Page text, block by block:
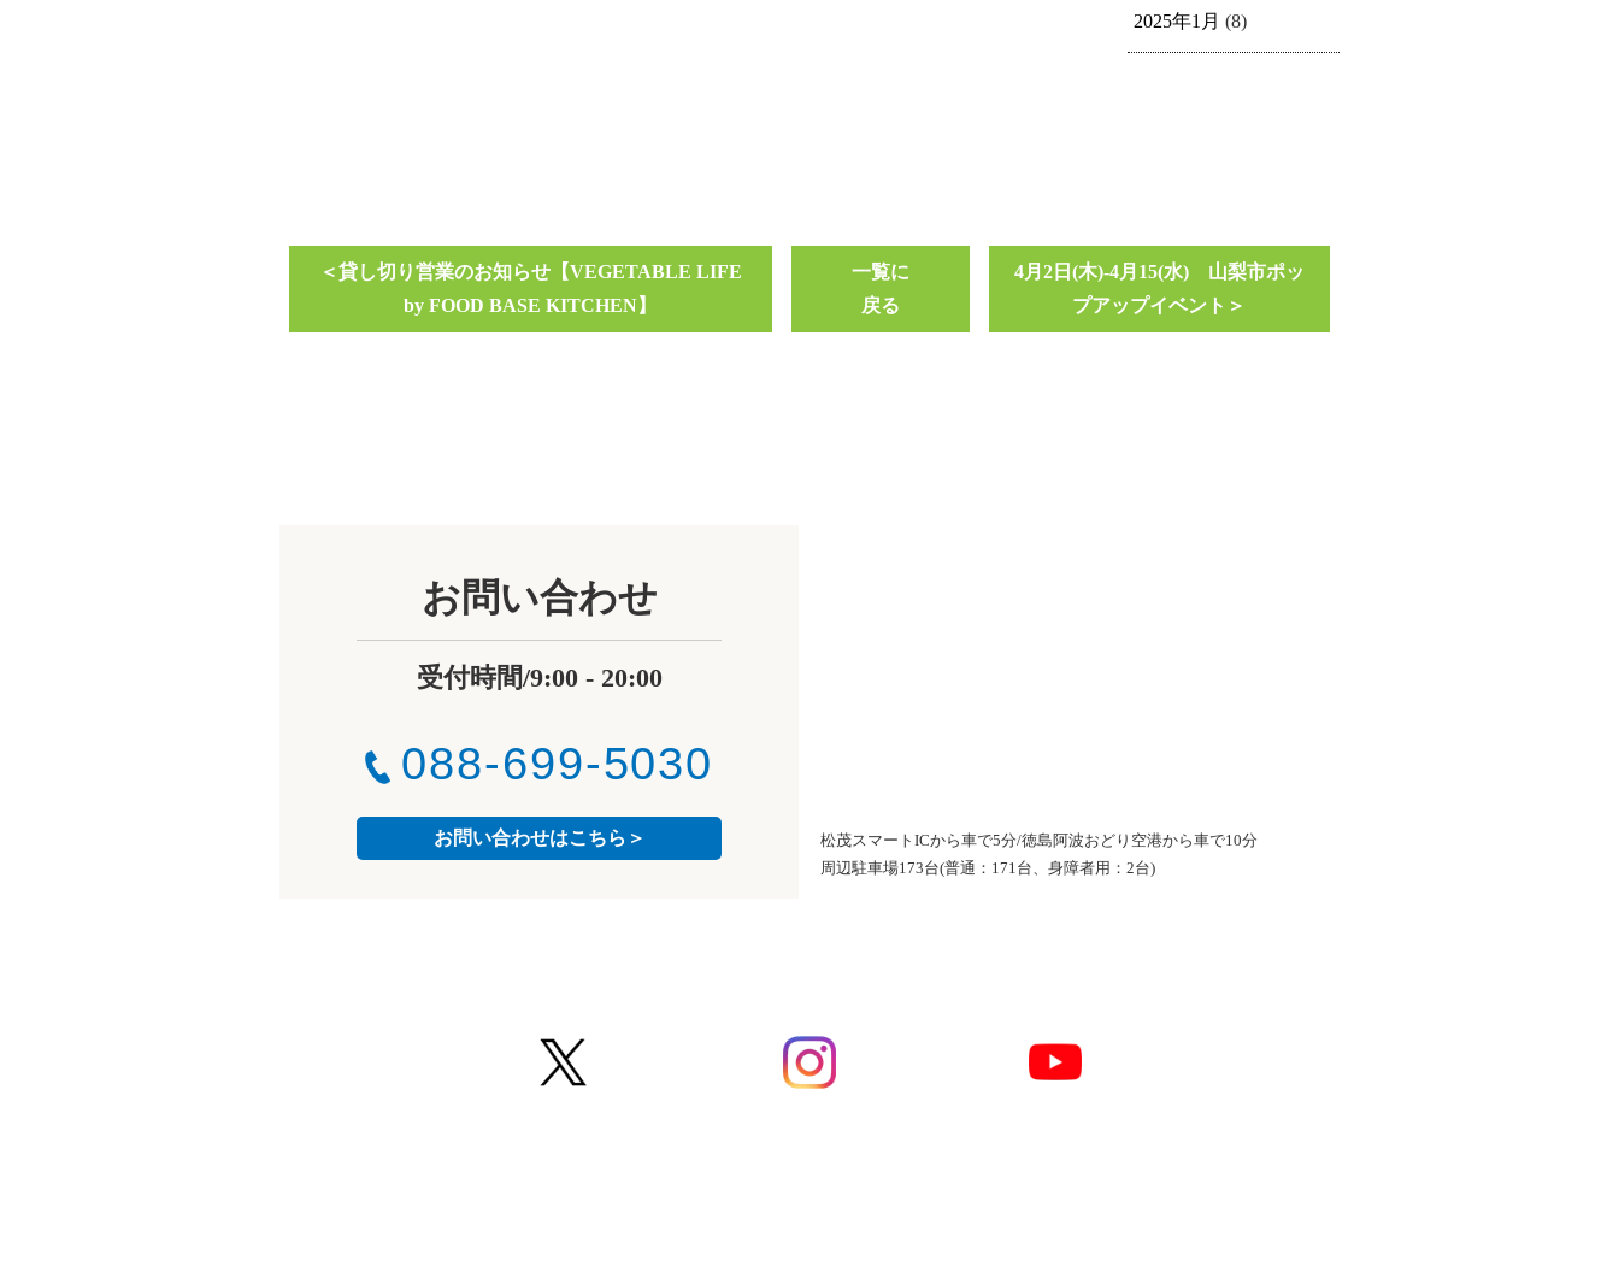
2025年1月 (8)
貸し切り営業のお知らせ【VEGETABLE LIFE
by FOOD BASE KITCHEN】
一覧に
戻る
4月2日(木)-4月15(水) 山梨市ポッ
プアップイベント
お問い合わせ
受付時間/9:00 - 20:00
088-699-5030
お問い合わせはこちら＞
松茂スマートICから車で5分/徳島阿波おどり空港から車で10分
周辺駐車場173台(普通：171台、身障者用：2台)